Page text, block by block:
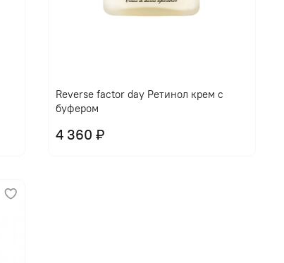
Reverse factor day Ретинол крем с
буфером
4 360 ₽